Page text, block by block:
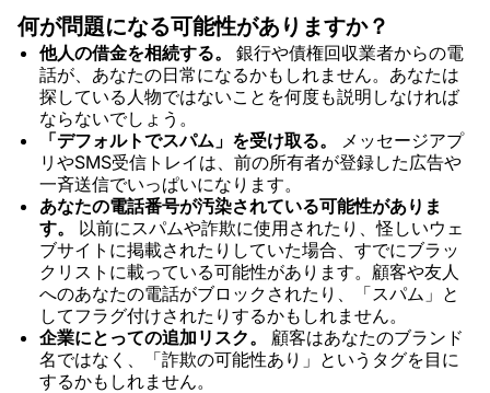
何が問題になる可能性がありますか？
他人の借金を相続する。
銀行や債権回収業者からの電
話が、あなたの日常になるかもしれません。あなたは
探している人物ではないことを何度も説明しなければ
ならないでしょう。
「デフォルトでスパム」を受け取る。
メッセージアプ
リやSMS受信トレイは、前の所有者が登録した広告や
一斉送信でいっぱいになります。
あなたの電話番号が汚染されている可能性がありま
す。
以前にスパムや詐欺に使用されたり、怪しいウェ
ブサイトに掲載されたりしていた場合、すでにブラッ
クリストに載っている可能性があります。顧客や友人
へのあなたの電話がブロックされたり、「スパム」と
してフラグ付けされたりするかもしれません。
企業にとっての追加リスク。
顧客はあなたのブランド
名ではなく、「詐欺の可能性あり」というタグを目に
するかもしれません。